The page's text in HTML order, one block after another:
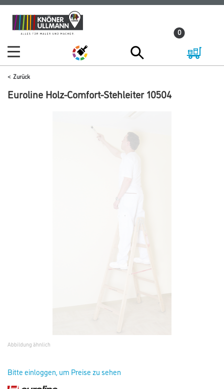
Zum
Inhalt
Zum
Navigationsmenü
0
Zurück
Euroline Holz-Comfort-Stehleiter 10504
Abbildung ähnlich
Bitte einloggen, um Preise zu sehen